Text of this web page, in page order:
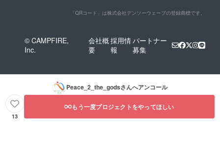
「QRコード」は株式会社デンソーウェーブの登録商標です。
© CAMPFIRE,
Inc.
会社概
要
採用情
報
パートナー
募集
Peace_2_the_godsさんへアンコール
13
もう一度プロジェクトをやってほしい